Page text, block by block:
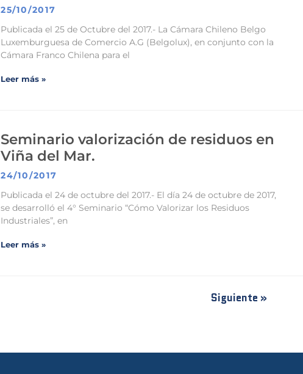
25/10/2017
Publicada el 25 de Octubre del 2017.- La Cámara Chileno Belgo
Luxemburguesa de Comercio A.G (Belgolux), en conjunto con la
Cámara Franco Chilena para el
Leer más »
Seminario valorización de residuos en
Viña del Mar.
24/10/2017
Publicada el 24 de octubre del 2017.- El día 24 de octubre de 2017,
se desarrolló el 4° Seminario “Cómo Valorizar los Residuos
Industriales”, en
Leer más »
Siguiente »